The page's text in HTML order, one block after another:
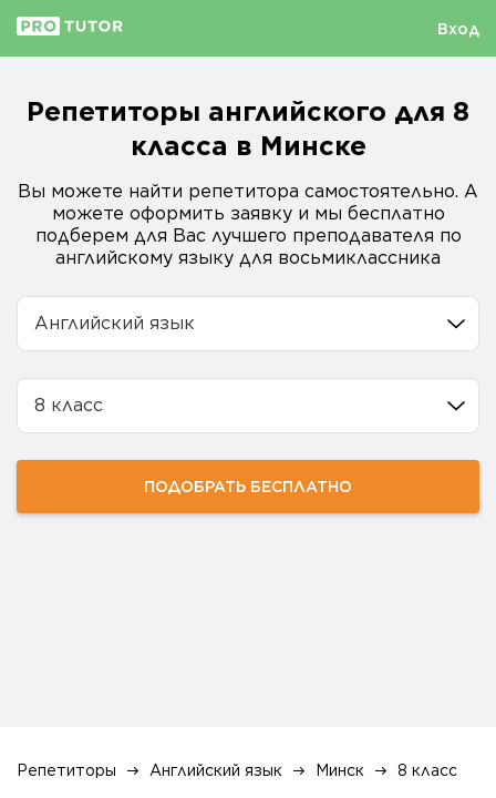
Вход
Репетиторы английского для 8
класса в Минске
Вы можете найти репетитора самостоятельно. А
можете оформить заявку и мы бесплатно
подберем для Вас лучшего преподавателя по
английскому языку для восьмиклассника
Английский язык
8 класс
ПОДОБРАТЬ БЕСПЛАТНО
Репетиторы Английский язык Минск 8 класс